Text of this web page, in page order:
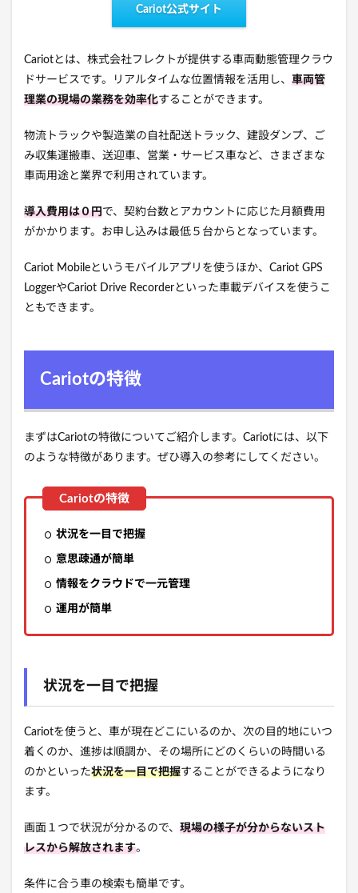
Cariot公式サイト
Cariotとは、株式会社フレクトが提供する車両動態管理クラウ
ドサービスです。リアルタイムな位置情報を活用し、 車両管
理業の現場の業務を効率化することができます。
物流トラックや製造業の自社配送トラック、建設ダンプ、ご
み収集運搬車、送迎車、営業・サービス車など、さまざまな
車両用途と業界で利用されています。
導入費用は０円で、契約台数とアカウントに応じた月額費用​
がかかります。お申し込みは最低５台からとなっています。
Cariot Mobileというモバイルアプリを使うほか、Cariot GPS
LoggerやCariot Drive Recorderといった車載デバイスを使うこ
ともできます。
Cariotの特徴
まずはCariotの特徴についてご紹介します。Cariotには、以下
のような特徴があります。ぜひ導入の参考にしてください。
状況を一目で把握
意思疎通が簡単
情報をクラウドで一元管理
運用が簡単
状況を一目で把握
Cariotを使うと、車が現在どこにいるのか、次の目的地にいつ
着くのか、進捗は順調か、その場所にどのくらいの時間いる
のかといった状況を一目で把握することができるようになり
ます。
画面１つで状況が分かるので、 現場の様子が分からないスト
レスから解放されます。
条件に合う車の検索も簡単です。